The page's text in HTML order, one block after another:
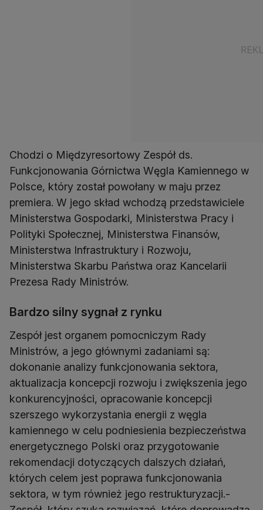
Chodzi o Międzyresortowy Zespół ds.
Funkcjonowania Górnictwa Węgla Kamiennego w
Polsce, który został powołany w maju przez
premiera. W jego skład wchodzą przedstawiciele
Ministerstwa Gospodarki, Ministerstwa Pracy i
Polityki Społecznej, Ministerstwa Finansów,
Ministerstwa Infrastruktury i Rozwoju,
Ministerstwa Skarbu Państwa oraz Kancelarii
Prezesa Rady Ministrów.
Bardzo silny sygnał z rynku
Zespół jest organem pomocniczym Rady
Ministrów, a jego głównymi zadaniami są:
dokonanie analizy funkcjonowania sektora,
aktualizacja koncepcji rozwoju i zwiększenia jego
konkurencyjności, opracowanie koncepcji
szerszego wykorzystania energii z węgla
kamiennego w celu podniesienia bezpieczeństwa
energetycznego Polski oraz przygotowanie
rekomendacji dotyczących dalszych działań,
których celem jest poprawa funkcjonowania
sektora, w tym również jego restrukturyzacji.-